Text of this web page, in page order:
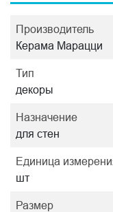
Производитель
Керама Марацци
Тип
декоры
Назначение
для стен
Единица
шт
Размер